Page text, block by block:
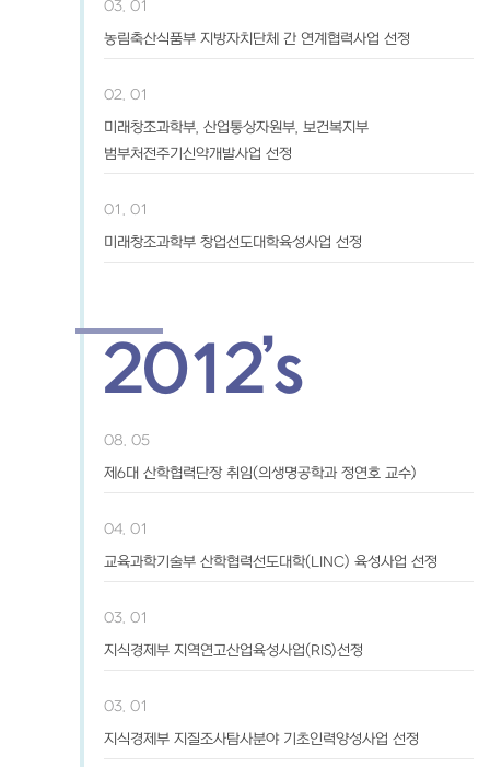
03. 01
농림축산식품부 지방자치단체 간 연계협력사업 선정
02. 01
미래창조과학부, 산업통상자원부, 보건복지부
범부처전주기신약개발사업 선정
01. 01
미래창조과학부 창업선도대학육성사업 선정
2012’s
08. 05
제6대 산학협력단장 취임(의생명공학과 정연호 교수)
04. 01
교육과학기술부 산학협력선도대학(LINC) 육성사업 선정
03. 01
지식경제부 지역연고산업육성사업(RIS)선정
03. 01
지식경제부 지질조사탐사분야 기초인력양성사업 선정